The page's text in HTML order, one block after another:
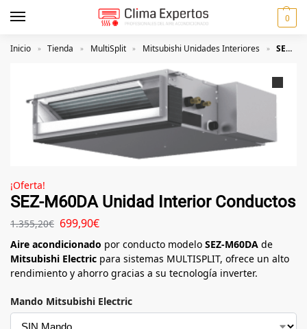
0
Inicio » Tienda » MultiSplit » Mitsubishi Unidades Interiores » SEZ-M60DA Unidad Interior Conductos
¡Oferta!
SEZ-M60DA Unidad Interior Conductos
1.355,20€ 699,90€
Aire acondicionado por conducto modelo SEZ-M60DA de
Mitsubishi Electric para sistemas MULTISPLIT, ofrece un alto
rendimiento y ahorro gracias a su tecnología inverter.
Mando Mitsubishi Electric